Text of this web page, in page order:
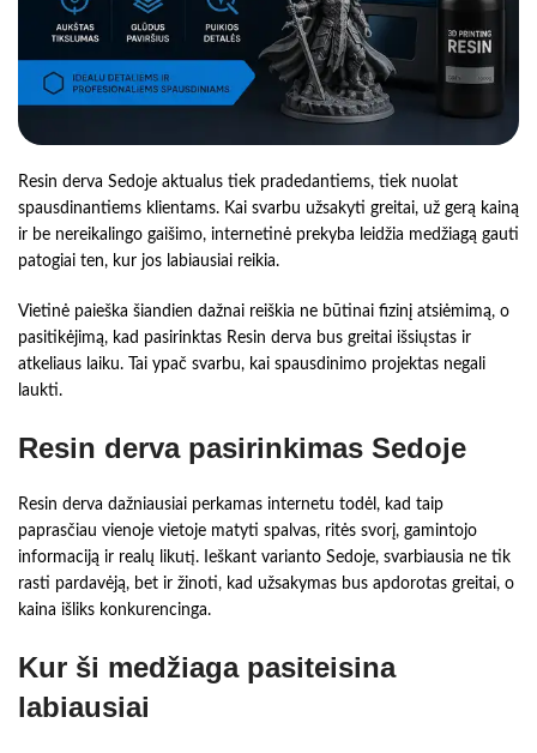
Resin derva Sedoje aktualus tiek pradedantiems, tiek nuolat
spausdinantiems klientams. Kai svarbu užsakyti greitai, už gerą kainą
ir be nereikalingo gaišimo, internetinė prekyba leidžia medžiagą gauti
patogiai ten, kur jos labiausiai reikia.
Vietinė paieška šiandien dažnai reiškia ne būtinai fizinį atsiėmimą, o
pasitikėjimą, kad pasirinktas Resin derva bus greitai išsiųstas ir
atkeliaus laiku. Tai ypač svarbu, kai spausdinimo projektas negali
laukti.
Resin derva pasirinkimas Sedoje
Resin derva dažniausiai perkamas internetu todėl, kad taip
paprasčiau vienoje vietoje matyti spalvas, ritės svorį, gamintojo
informaciją ir realų likutį. Ieškant varianto Sedoje, svarbiausia ne tik
rasti pardavėją, bet ir žinoti, kad užsakymas bus apdorotas greitai, o
kaina išliks konkurencinga.
Kur ši medžiaga pasiteisina
labiausiai